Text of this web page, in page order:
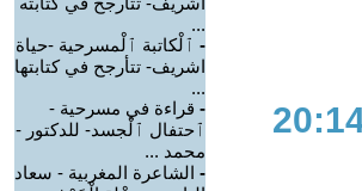
...
- ٱلْكاتبة ٱلْمسرحية -حياة
اشريف- تتأرجح في كتابتها
...
- قراءة في مسرحية -
ٱحتفال ٱلْجسد- للدكتور -
محمد ...
- الشاعرة المغربية - سعاد